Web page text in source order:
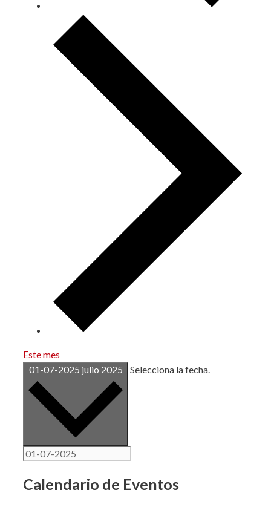
Este mes
01-07-2025 julio 2025 Selecciona la fecha.
Calendario de Eventos